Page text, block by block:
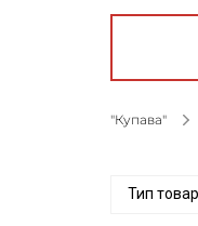
"Купава"
Тип